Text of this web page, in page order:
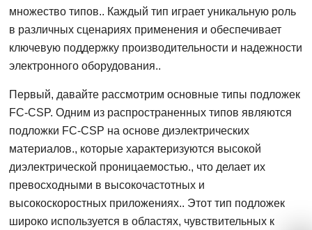
множество типов.. Каждый тип играет уникальную роль
в различных сценариях применения и обеспечивает
ключевую поддержку производительности и надежности
электронного оборудования..
Первый, давайте рассмотрим основные типы подложек
FC-CSP. Одним из распространенных типов являются
подложки FC-CSP на основе диэлектрических
материалов., которые характеризуются высокой
диэлектрической проницаемостью., что делает их
превосходными в высокочастотных и
высокоскоростных приложениях.. Этот тип подложек
широко используется в областях, чувствительных к